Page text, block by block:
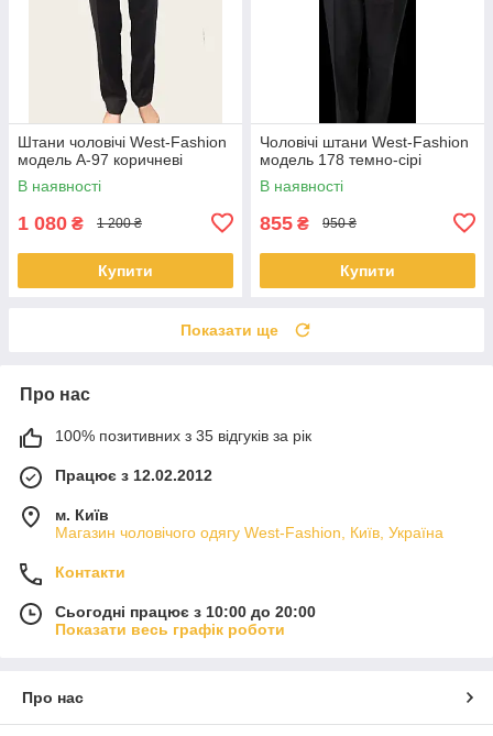
Штани чоловічі West-Fashion
модель А-97 коричневі
В наявності
1 080 ₴ 1 200 ₴
Купити
Чоловічі штани West-Fashion
модель 178 темно-сірі
В наявності
855 ₴ 950 ₴
Купити
Показати ще
Про нас
100% позитивних з 35 відгуків за рік
Працює з 12.02.2012
м. Київ
Магазин чоловічого одягу West-Fashion, Київ, Україна
Контакти
Сьогодні працює з 10:00 до 20:00
Показати весь графік роботи
Про нас